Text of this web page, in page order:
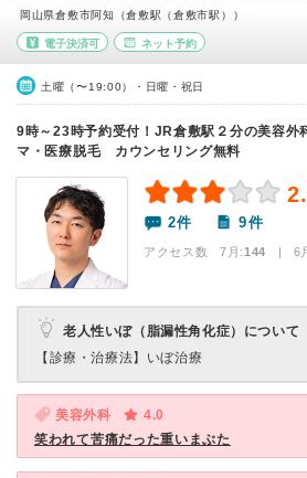
岡山県倉敷市阿知（倉敷駅（倉敷市駅））
電子決済可 ネット予約
土曜（〜19:00）・日曜・祝日
9時～23時予約受付！JR倉敷駅２分の美容外
マ・医療脱毛 カウンセリング無料
2件 9件
アクセス数 7月:144 | 6
老人性いぼ（脂漏性角化症）について
【診療・治療法】 いぼ治療
美容外科
4.0
笑われて苦痛だった重いまぶた